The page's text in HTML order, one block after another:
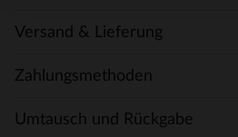
Versand & Lieferung
Zahlungsmethoden
Umtausch und Rückgabe